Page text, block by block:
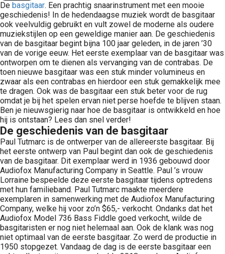
De basgitaar. Een prachtig snaarinstrument met een mooie
geschiedenis! In de hedendaagse muziek wordt de basgitaar
ook veelvuldig gebruikt en vult zowel de moderne als oudere
muziekstijlen op een geweldige manier aan. De geschiedenis
van de basgitaar begint bijna 100 jaar geleden, in de jaren ’30
van de vorige eeuw. Het eerste exemplaar van de basgitaar was
ontworpen om te dienen als vervanging van de contrabas. De
toen nieuwe basgitaar was een stuk minder volumineus en
zwaar als een contrabas en hierdoor een stuk gemakkelijk mee
te dragen. Ook was de basgitaar een stuk beter voor de rug
omdat je bij het spelen ervan niet perse hoefde te blijven staan.
Ben je nieuwsgierig naar hoe de basgitaar is ontwikkeld en hoe
hij is ontstaan? Lees dan snel verder!
De geschiedenis van de basgitaar
Paul Tutmarc is de ontwerper van de allereerste basgitaar. Bij
het eerste ontwerp van Paul begint dan ook de geschiedenis
van de basgitaar. Dit exemplaar werd in 1936 gebouwd door
Audiofox Manufacturing Company in Seattle. Paul ’s vrouw
Lorraine bespeelde deze eerste basgitaar tijdens optredens
met hun familieband. Paul Tutmarc maakte meerdere
exemplaren in samenwerking met de Audiofox Manufacturing
Company, welke hij voor zo’n $65,- verkocht. Ondanks dat het
Audiofox Model 736 Bass Fiddle goed verkocht, wilde de
basgitaristen er nog niet helemaal aan. Ook de klank was nog
niet optimaal van de eerste basgitaar. Zo werd de productie in
1950 stopgezet. Vandaag de dag is de eerste basgitaar een